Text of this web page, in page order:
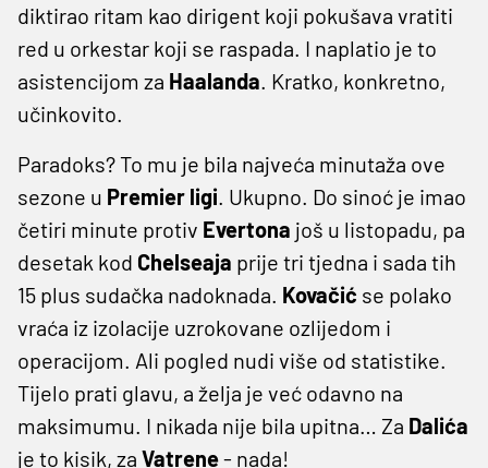
diktirao ritam kao dirigent koji pokušava vratiti
red u orkestar koji se raspada. I naplatio je to
asistencijom za Haalanda. Kratko, konkretno,
učinkovito.
Paradoks? To mu je bila najveća minutaža ove
sezone u Premier ligi. Ukupno. Do sinoć je imao
četiri minute protiv Evertona još u listopadu, pa
desetak kod Chelseaja prije tri tjedna i sada tih
15 plus sudačka nadoknada. Kovačić se polako
vraća iz izolacije uzrokovane ozlijedom i
operacijom. Ali pogled nudi više od statistike.
Tijelo prati glavu, a želja je već odavno na
maksimumu. I nikada nije bila upitna… Za Dalića
je to kisik, za Vatrene- nada!